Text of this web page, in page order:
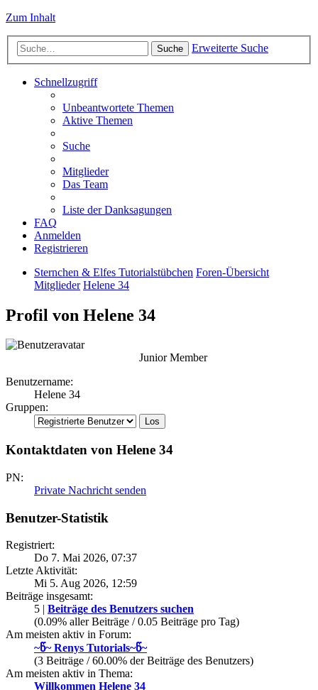
Zum Inhalt
Suche Erweiterte Suche
Schnellzugriff
Unbeantwortete Themen
Aktive Themen
Suche
Mitglieder
Das Team
Liste der Danksagungen
FAQ
Anmelden
Registrieren
Sternchen & Elfes Tutorialstübchen Foren-Übersicht
Mitglieder Helene 34
Profil von Helene 34
Junior Member
Benutzername:
Helene 34
Gruppen:
Kontaktdaten von Helene 34
PN:
Private Nachricht senden
Benutzer-Statistik
Registriert:
Do 7. Mai 2026, 07:37
Letzte Aktivität:
Mi 5. Aug 2026, 12:59
Beiträge insgesamt:
5 | Beiträge des Benutzers suchen
(0.09% aller Beiträge / 0.05 Beiträge pro Tag)
Am meisten aktiv in Forum:
~წ~ Renys Tutorials~წ~
(3 Beiträge / 60.00% der Beiträge des Benutzers)
Am meisten aktiv in Thema:
Willkommen Helene 34